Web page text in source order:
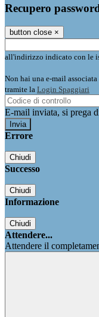
Recupero
button close ×
all'indirizzo indicato con le
Non hai una e-mail
tramite la Login Spaggiari
E-mail inviata, si prega
Errore
Chiudi
Successo
Chiudi
Informazione
Chiudi
Attendere...
Attendere il